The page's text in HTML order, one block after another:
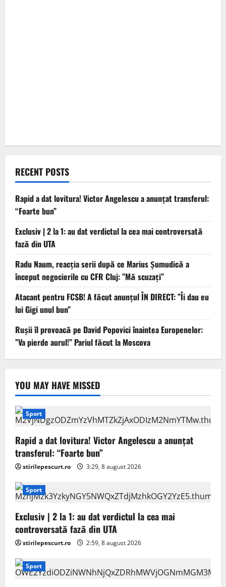
RECENT POSTS
Rapid a dat lovitura! Victor Angelescu a anunțat transferul:
“Foarte bun”
Exclusiv | 2 la 1: au dat verdictul la cea mai controversată
fază din UTA
Radu Naum, reacția serii după ce Marius Șumudică a
început negocierile cu CFR Cluj: ”Mă scuzați”
Atacant pentru FCSB! A făcut anunțul ÎN DIRECT: ”Îi dau eu
lui Gigi unul bun”
Rușii îl provoacă pe David Popovici înaintea Europenelor:
”Va pierde aurul!” Pariul făcut la Moscova
YOU MAY HAVE MISSED
Sport
Rapid a dat lovitura! Victor Angelescu a anunțat
transferul: “Foarte bun”
stirilepescurt.ro 3:29, 8 august 2026
Sport
Exclusiv | 2 la 1: au dat verdictul la cea mai
controversată fază din UTA
stirilepescurt.ro 2:59, 8 august 2026
Sport